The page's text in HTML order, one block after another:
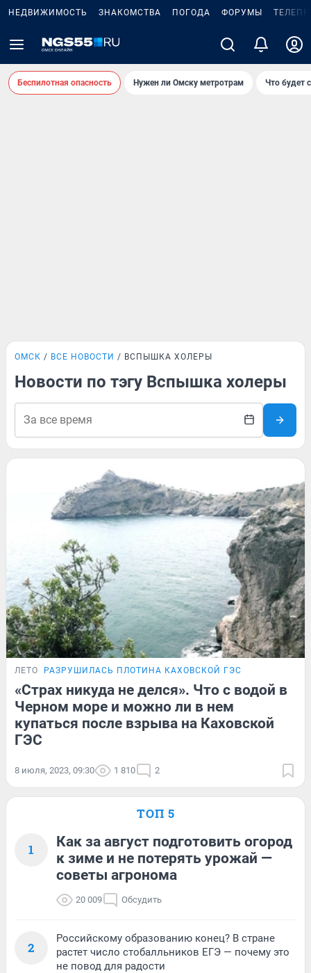
НЕДВИЖИМОСТЬ ЗНАКОМСТВА ПОГОДА ФОРУМЫ
Беспилотная опасность Нужен ли Омску метротрам Что будет
ОМСК ВСЕ НОВОСТИ ВСПЫШКА ХОЛЕРЫ
Новости по тэгу Вспышка холеры
ЛЕТО РАЗРУШИЛАСЬ ПЛОТИНА КАХОВСКОЙ ГЭС
«Страх никуда не делся». Что с водой в
Черном море и можно ли в нем
купаться после взрыва на Каховской
ГЭС
8 июля, 2023, 09:30 1 810 2
ТОП 5
1
Как за август подготовить огород
к зиме и не потерять урожай —
советы агронома
20 009 Обсудить
2
Российскому образованию конец? В стране
растет число стобалльников ЕГЭ — почему это
не повод для радости